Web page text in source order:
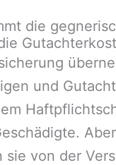
die
und
sie von der